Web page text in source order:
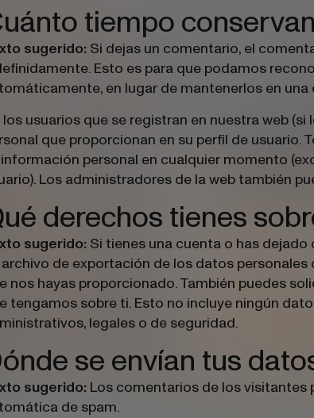
tiempo
sugerido: Si dejas un comentario, el
Esto es para que podamos
en lugar de mantenerlos en
los usuarios que se registran en nuestra web
que proporcionan en su perfil de usuario.
personal en cualquier momento
Los administradores de la web también
derechos tienes
sugerido: Si tienes una cuenta o has
de exportación de los datos
nos hayas proporcionado. También puedes
tengamos sobre ti. Esto no incluye ningún
legales o de seguridad.
se envían tus
sugerido: Los comentarios de los visitantes
de spam.